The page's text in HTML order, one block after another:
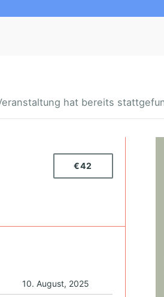
hat bereits
€42
10. August, 2025